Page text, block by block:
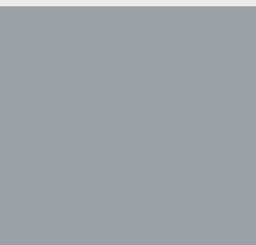
insbesondere, um Aspekte bezüglich